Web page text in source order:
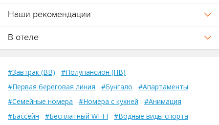
Наши рекомендации
В отеле
#Завтрак (BB)
#Полупансион (HB)
#Первая береговая линия
#Бунгало
#Апартаменты
#Семейные номера
#Номера с кухней
#Анимация
#Бассейн
#Бесплатный WI-FI
#Водные виды спорта